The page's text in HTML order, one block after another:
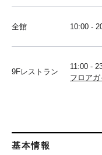
全館 10:00 -
9Fレストラン
11:00 -
フロア
基本情報